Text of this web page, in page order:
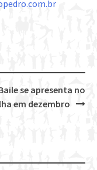
se apresenta no
em dezembro